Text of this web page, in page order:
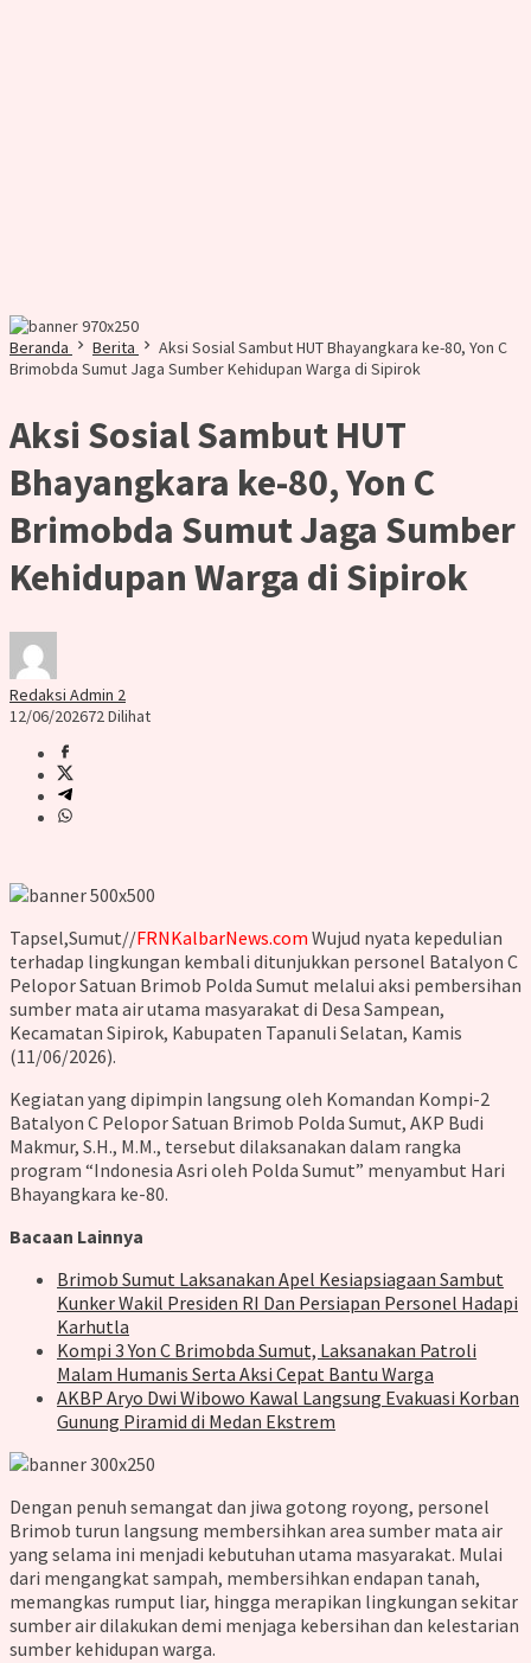
Beranda Berita
Aksi Sosial Sambut HUT Bhayangkara ke-80, Yon C
Brimobda Sumut Jaga Sumber Kehidupan Warga di Sipirok
Aksi Sosial Sambut HUT
Bhayangkara ke-80, Yon C
Brimobda Sumut Jaga Sumber
Kehidupan Warga di Sipirok
Redaksi Admin 2
12/06/202672 Dilihat
Tapsel,Sumut//FRNKalbarNews.com Wujud nyata kepedulian
terhadap lingkungan kembali ditunjukkan personel Batalyon C
Pelopor Satuan Brimob Polda Sumut melalui aksi pembersihan
sumber mata air utama masyarakat di Desa Sampean,
Kecamatan Sipirok, Kabupaten Tapanuli Selatan, Kamis
(11/06/2026).
Kegiatan yang dipimpin langsung oleh Komandan Kompi-2
Batalyon C Pelopor Satuan Brimob Polda Sumut, AKP Budi
Makmur, S.H., M.M., tersebut dilaksanakan dalam rangka
program “Indonesia Asri oleh Polda Sumut” menyambut Hari
Bhayangkara ke-80.
Bacaan Lainnya
Brimob Sumut Laksanakan Apel Kesiapsiagaan Sambut
Kunker Wakil Presiden RI Dan Persiapan Personel Hadapi
Karhutla
Kompi 3 Yon C Brimobda Sumut, Laksanakan Patroli
Malam Humanis Serta Aksi Cepat Bantu Warga
AKBP Aryo Dwi Wibowo Kawal Langsung Evakuasi Korban
Gunung Piramid di Medan Ekstrem
Dengan penuh semangat dan jiwa gotong royong, personel
Brimob turun langsung membersihkan area sumber mata air
yang selama ini menjadi kebutuhan utama masyarakat. Mulai
dari mengangkat sampah, membersihkan endapan tanah,
memangkas rumput liar, hingga merapikan lingkungan sekitar
sumber air dilakukan demi menjaga kebersihan dan kelestarian
sumber kehidupan warga.